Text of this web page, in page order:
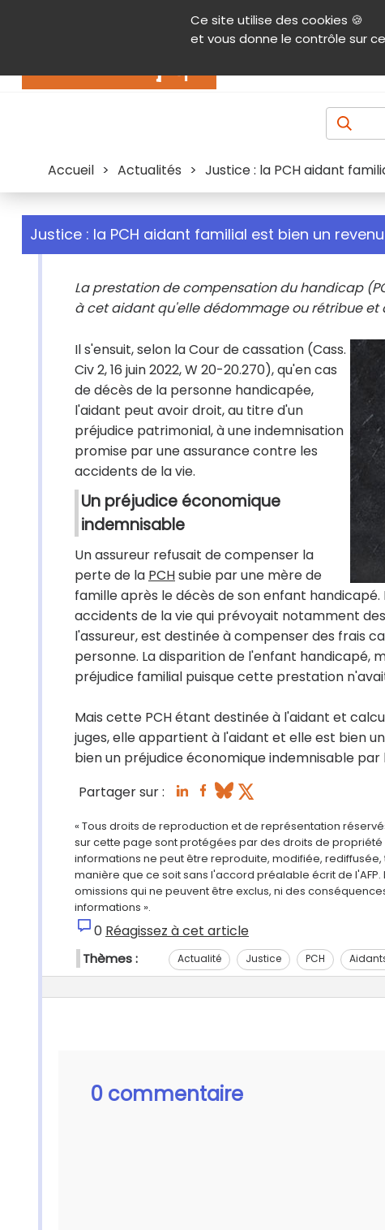
Ce site utilise des cookies 🍪
et vous donne le contrôle sur
Contenu Aide et accessibilité Menu
Accueil > Actualités > Justice : la PCH aidant
Justice : la PCH aidant familial est bien un revenu
La prestation de compensation du handicap
à cet aidant qu'elle dédommage ou rétribue et
Il s'ensuit, selon la Cour de cassation (Cass.
Civ 2, 16 juin 2022, W 20-20.270), qu'en cas
de décès de la personne handicapée,
l'aidant peut avoir droit, au titre d'un
préjudice patrimonial, à une indemnisation
promise par une assurance contre les
accidents de la vie.
Un préjudice économique
indemnisable
Un assureur refusait de compenser la
perte de la PCHsubie par une mère de
famille après le décès de son enfant
accidents de la vie qui prévoyait notamment
l'assureur, est destinée à compenser des frais
personne. La disparition de l'enfant handicapé,
préjudice familial puisque cette prestation
Mais cette PCH étant destinée à l'aidant et
juges, elle appartient à l'aidant et elle est bien
bien un préjudice économique indemnisable
Partager sur :
« Tous droits de reproduction et de représentation
sur cette page sont protégées par des droits de
informations ne peut être reproduite, modifiée,
manière que ce soit sans l'accord préalable écrit de
omissions qui ne peuvent être exclus, ni des
informations ».
0 Réagissez à cet article
Thèmes : Actualité Justice PCH
0 commentaire